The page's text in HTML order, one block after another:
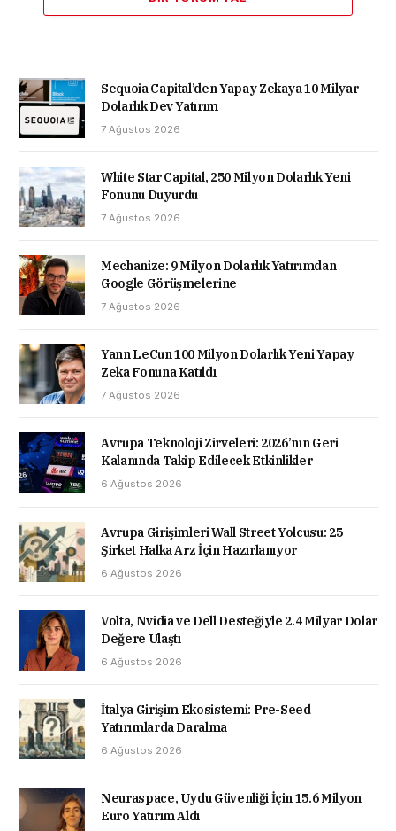
Sequoia Capital’den Yapay Zekaya 10 Milyar
Dolarlık Dev Yatırım
7 Ağustos 2026
White Star Capital, 250 Milyon Dolarlık Yeni
Fonunu Duyurdu
7 Ağustos 2026
Mechanize: 9 Milyon Dolarlık Yatırımdan
Google Görüşmelerine
7 Ağustos 2026
Yann LeCun 100 Milyon Dolarlık Yeni Yapay
Zeka Fonuna Katıldı
7 Ağustos 2026
Avrupa Teknoloji Zirveleri: 2026’nın Geri
Kalanında Takip Edilecek Etkinlikler
6 Ağustos 2026
Avrupa Girişimleri Wall Street Yolcusu: 25
Şirket Halka Arz İçin Hazırlanıyor
6 Ağustos 2026
Volta, Nvidia ve Dell Desteğiyle 2.4 Milyar Dolar
Değere Ulaştı
6 Ağustos 2026
İtalya Girişim Ekosistemi: Pre-Seed
Yatırımlarda Daralma
6 Ağustos 2026
Neuraspace, Uydu Güvenliği İçin 15.6 Milyon
Euro Yatırım Aldı